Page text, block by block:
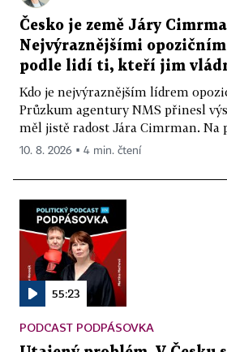
Česko je země Járy
Nejvýraznějšími
podle lidí ti, kteří jim
Kdo je nejvýraznějším lídrem
Průzkum agentury NMS přinesl
měl jistě radost Jára Cimrman. Na
10. 8. 2026 ▪ 4 min. čtení
55:23
PODCAST PODPÁSOVKA